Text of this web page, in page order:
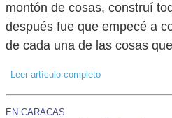
montón de cosas, construí
después fue que empecé a
de cada una de las cosas
Leer artículo completo
EN CARACAS